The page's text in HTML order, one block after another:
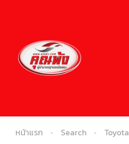
หน้าแรก Search Toyota